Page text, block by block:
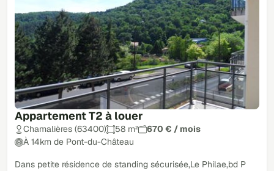
Appartement T2 à louer
Chamalières (63400) 58 m²
670 € / mois
À 14km de Pont-du-Château
Dans petite résidence de standing sécurisée,Le Philae,bd P